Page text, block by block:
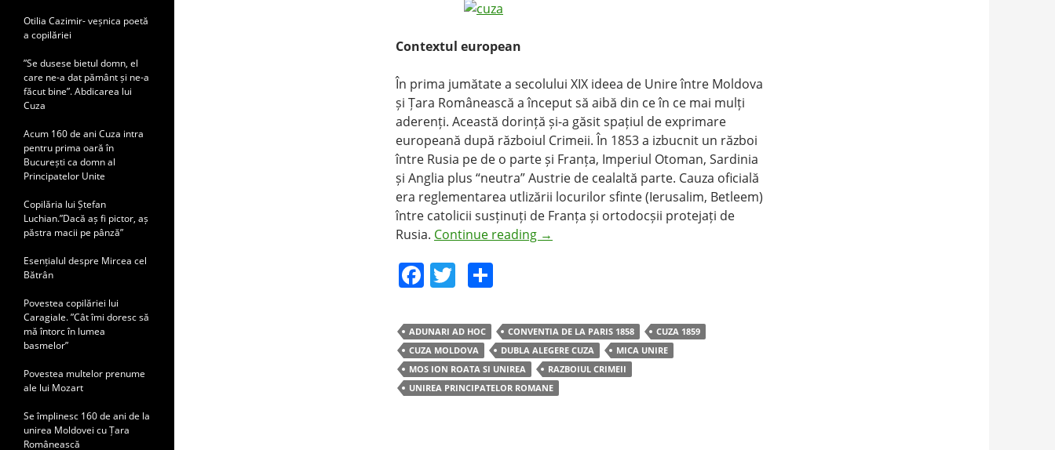
Contextul european
În prima jumătate a secolului XIX ideea de Unire între Moldova
și Țara Românească a început să aibă din ce în ce mai mulți
aderenți. Această dorință și-a găsit spațiul de exprimare
europeană după războiul Crimeii. În 1853 a izbucnit un război
între Rusia pe de o parte și Franța, Imperiul Otoman, Sardinia
și Anglia plus “neutra” Austrie de cealaltă parte. Cauza oficială
era reglementarea utlizării locurilor sfinte (Ierusalim, Betleem)
între catolicii susținuți de Franța și ortodocșii protejați de
Rusia. Continue reading →
F
c
e
b
o
T
itt
er
ar
e
ADUNARI AD HOC CONVENTIA DE LA PARIS 1858
CUZA 1859
CUZA MOLDOVA
DUBLA ALEGERE CUZA
MICA UNIRE
MOS ION ROATA SI UNIREA
RAZBOIUL CRIMEII
UNIREA PRINCIPATELOR ROMANE
Otilia Cazimir- veșnica poetă
a copilăriei
”Se dusese bietul domn, el
care ne-a dat pământ și ne-a
făcut bine”. Abdicarea lui
Cuza
Acum 160 de ani Cuza intra
pentru prima oară în
București ca domn al
Principatelor Unite
Copilăria lui Ștefan
Luchian.”Dacă aș fi pictor, aș
păstra macii pe pânză”
Esențialul despre Mircea cel
Bătrân
Povestea copilăriei lui
Caragiale. ”Cât îmi doresc să
mă întorc în lumea
basmelor”
Povestea multelor prenume
ale lui Mozart
Se împlinesc 160 de ani de la
unirea Moldovei cu Țara
Românească